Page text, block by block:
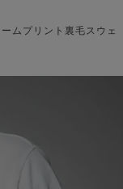
ムプリント裏毛スウェ